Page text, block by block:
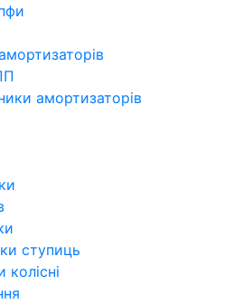
амортизаторів
ступиць